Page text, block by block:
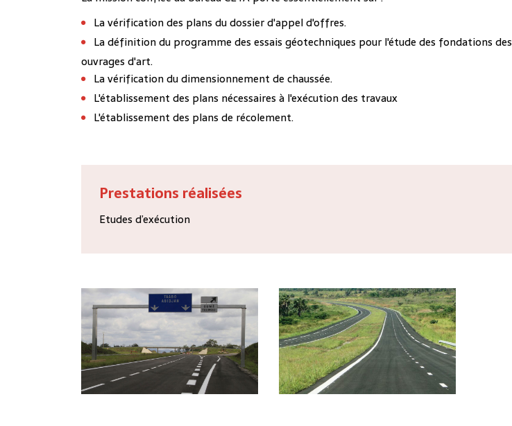
La vérification des plans du dossier d'appel d'offres.
La définition du programme des essais géotechniques pour l'étude des fondations des
ouvrages d'art.
La vérification du dimensionnement de chaussée.
L'établissement des plans nécessaires à l'exécution des travaux
L'établissement des plans de récolement.
Prestations réalisées
Etudes d’exécution